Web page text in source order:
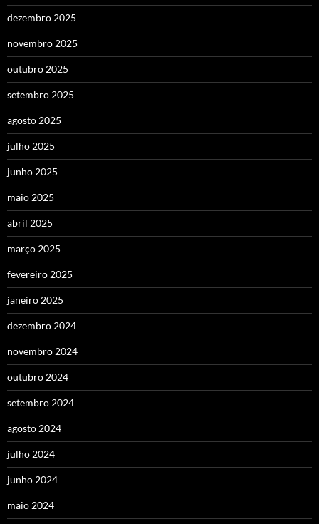
dezembro 2025
novembro 2025
outubro 2025
setembro 2025
agosto 2025
julho 2025
junho 2025
maio 2025
abril 2025
março 2025
fevereiro 2025
janeiro 2025
dezembro 2024
novembro 2024
outubro 2024
setembro 2024
agosto 2024
julho 2024
junho 2024
maio 2024